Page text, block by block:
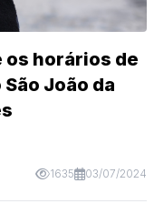
os horários de
João da
1635 03/07/2024